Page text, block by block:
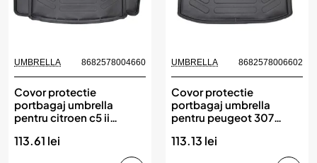
UMBRELLA 8682578004660
Covor protectie
portbagaj umbrella
pentru citroen c5 ii
113.61 lei
UMBRELLA 8682578006602
Covor protectie
portbagaj umbrella
pentru peugeot 307
113.13 lei